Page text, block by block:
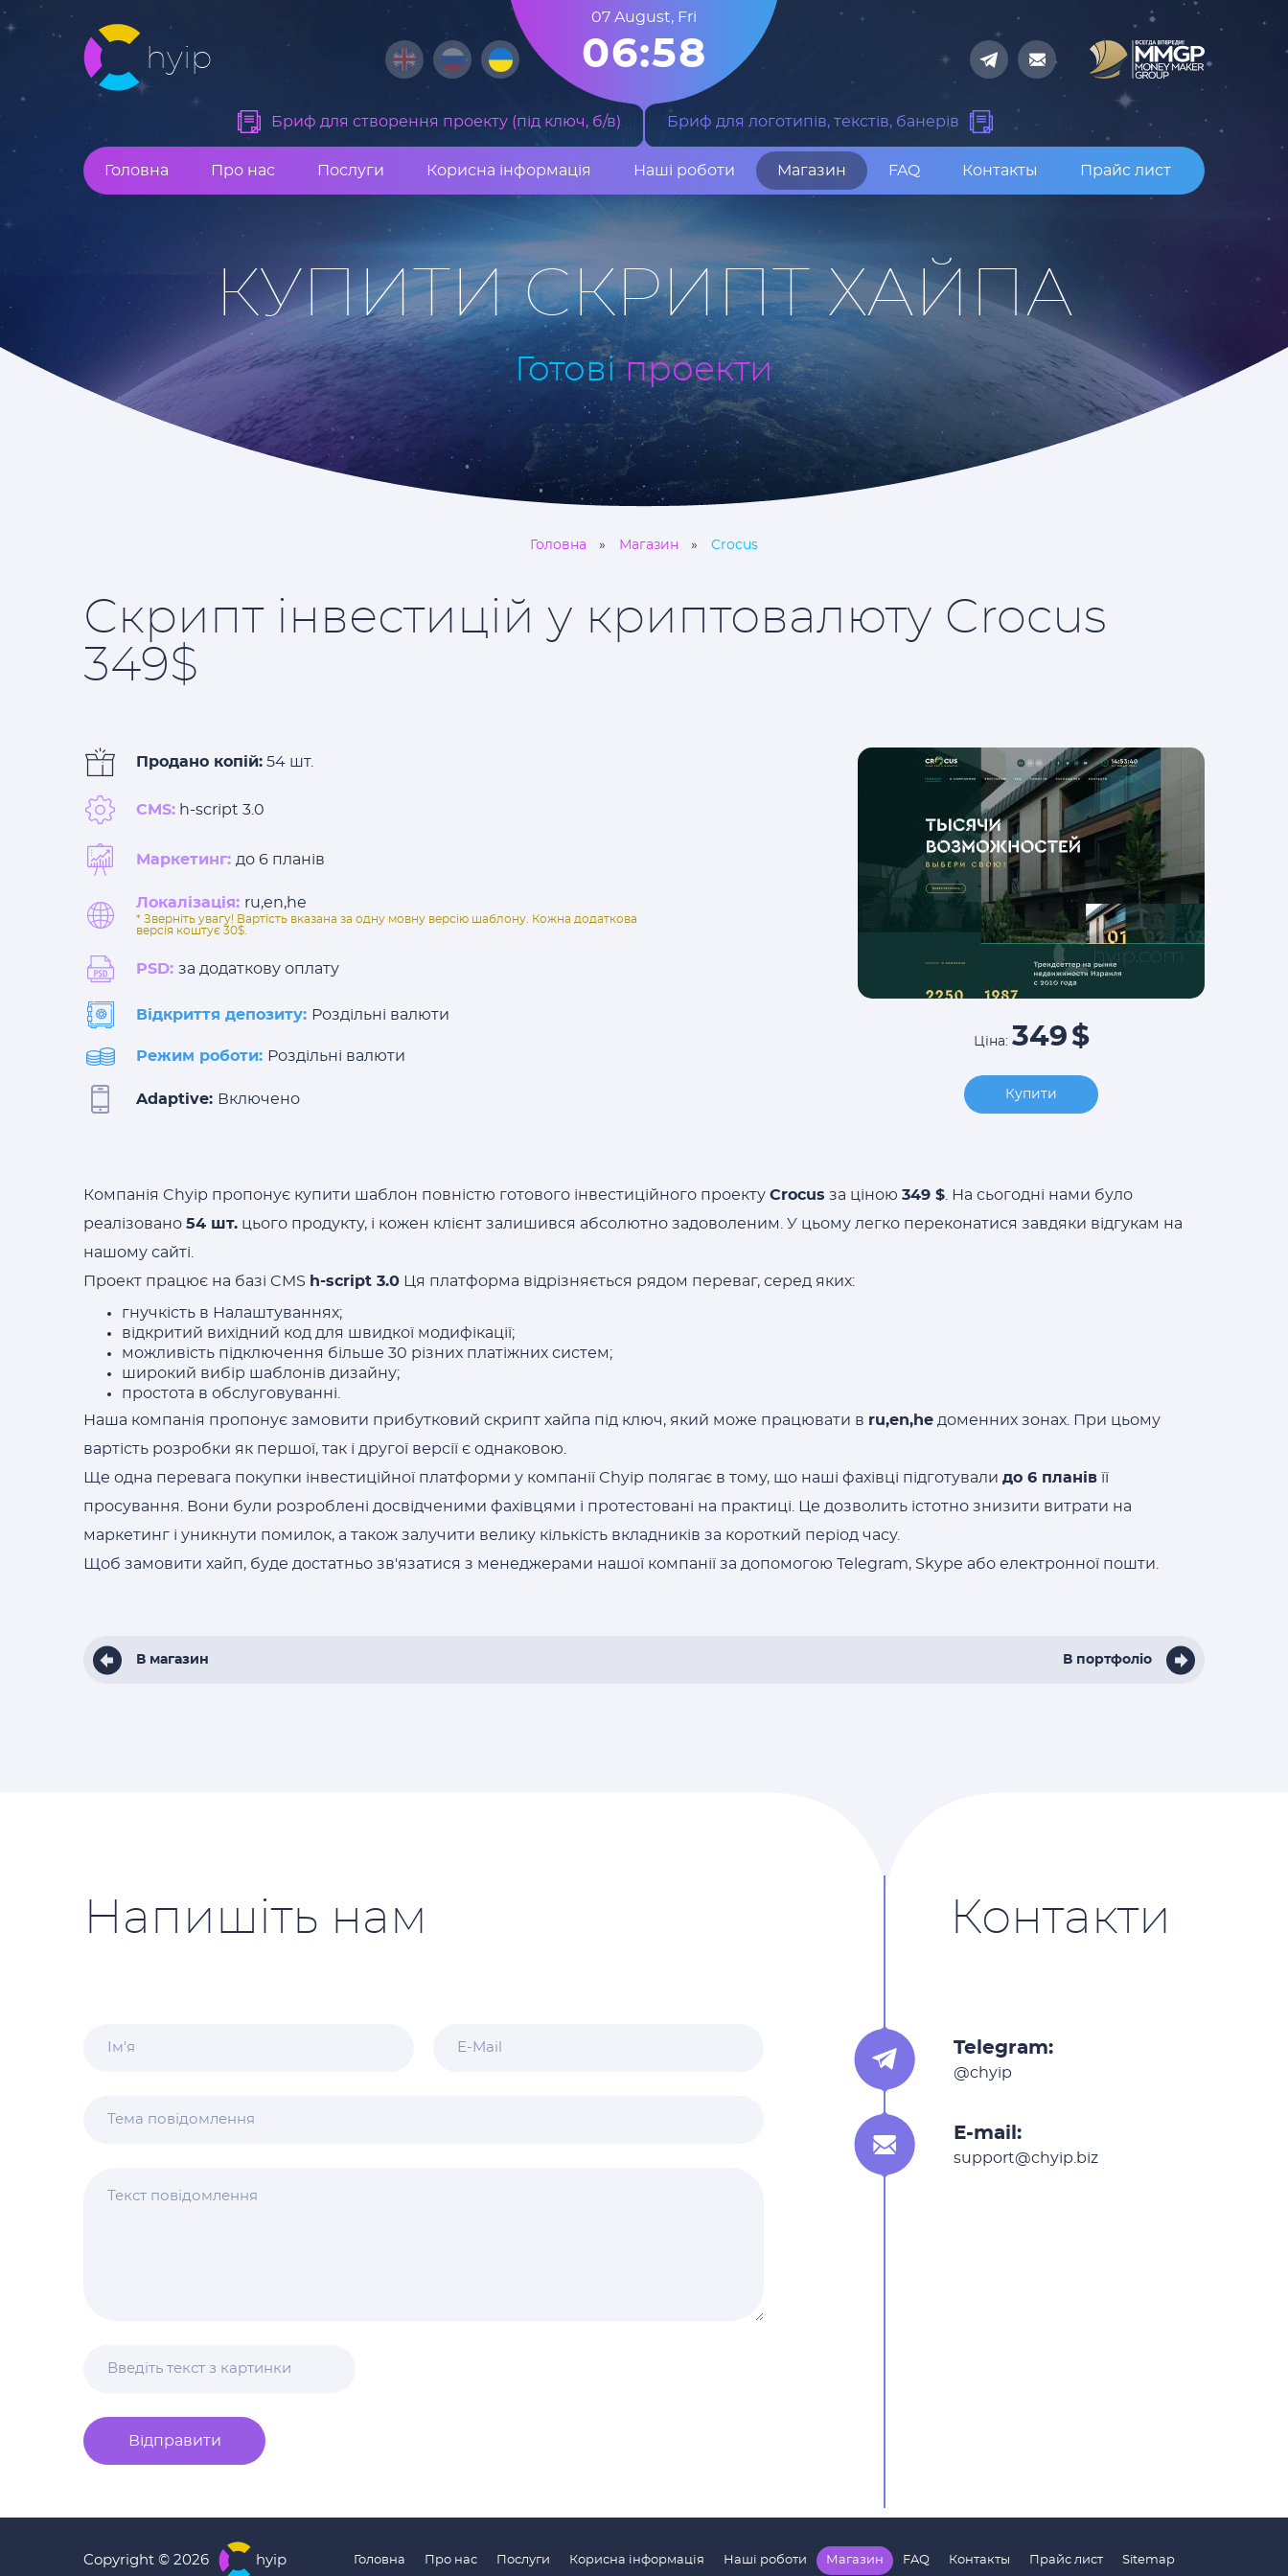
hyip
07 August, Fri
06:58
Бриф для створення проекту (під ключ, б/в) Бриф для логотипів, текстів, банерів
Головна Про нас Послуги Корисна інформація Наші роботи Магазин FAQ Контакты Прайс лист
КУПИТИ СКРИПТ ХАЙПА
Готові проекти
Головна Магазин Crocus
Скрипт інвестицій у криптовалюту Crocus
349$
Продано копій: 54 шт.
CMS: h-script 3.0
Маркетинг: до 6 планів
Локалізація: ru,en,he
* Зверніть увагу! Вартість вказана за одну мовну версію шаблону. Кожна додаткова
версія коштує 30$.
PSD: за додаткову оплату
Відкриття депозиту: Роздільні валюти
Режим роботи: Роздільні валюти
Adaptive: Включено
Ціна: 349 $
Купити
Компанія Chyip пропонує купити шаблон повністю готового інвестиційного проекту Crocus за ціною 349 $ . На сьогодні нами було
реалізовано 54 шт. цього продукту, і кожен клієнт залишився абсолютно задоволеним. У цьому легко переконатися завдяки відгукам на
нашому сайті.
Проект працює на базі CMS h-script 3.0 Ця платформа відрізняється рядом переваг, серед яких:
гнучкість в Налаштуваннях;
відкритий вихідний код для швидкої модифікації;
можливість підключення більше 30 різних платіжних систем;
широкий вибір шаблонів дизайну;
простота в обслуговуванні.
Наша компанія пропонує замовити прибутковий скрипт хайпа під ключ, який може працювати в ru,en,he доменних зонах. При цьому
вартість розробки як першої, так і другої версії є однаковою.
Ще одна перевага покупки інвестиційної платформи у компанії Chyip полягає в тому, що наші фахівці підготували до 6 планів її
просування. Вони були розроблені досвідченими фахівцями і протестовані на практиці. Це дозволить істотно знизити витрати на
маркетинг і уникнути помилок, а також залучити велику кількість вкладників за короткий період часу.
Щоб замовити хайп, буде достатньо зв'язатися з менеджерами нашої компанії за допомогою Telegram, Skype або електронної пошти.
В магазин В портфоліо
Напишіть нам
Відправити
Контакти
Telegram:
@chyip
E-mail:
support@chyip.biz
Copyright © 2026 hyip Головна Про нас Послуги Корисна інформація Наші роботи Магазин FAQ Контакты Прайс лист Sitemap